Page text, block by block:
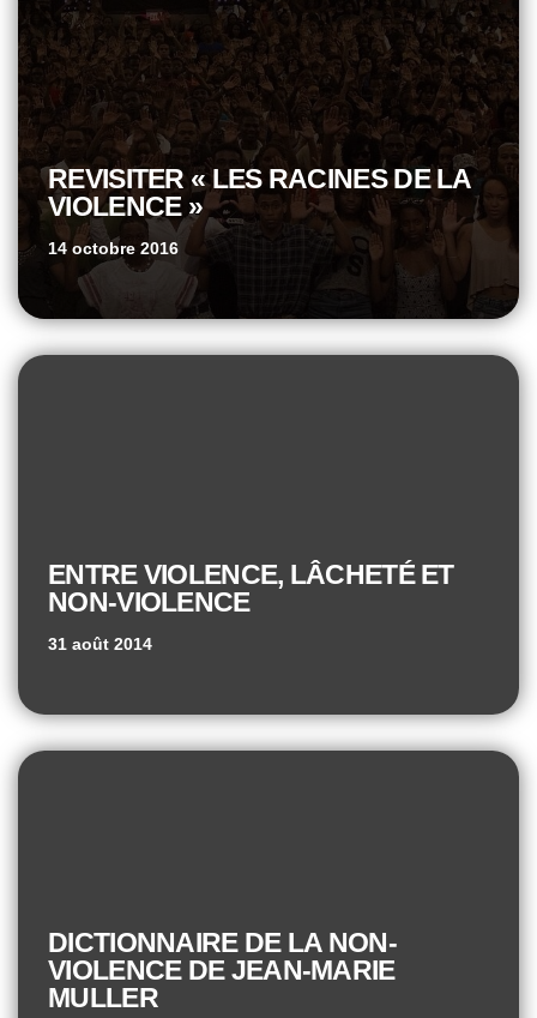
REVISITER « LES RACINES DE LA
VIOLENCE »
14 octobre 2016
ENTRE VIOLENCE, LÂCHETÉ ET
NON-VIOLENCE
31 août 2014
DICTIONNAIRE DE LA NON-
VIOLENCE DE JEAN-MARIE
MULLER